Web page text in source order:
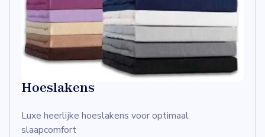
Hoeslakens
Luxe heerlijke hoeslakens voor optimaal
slaapcomfort